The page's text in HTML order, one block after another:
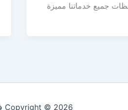
جميع خدماتنا مميزة
Copyright © 2026 فتح سيارات الكويت 50525224 | Powered by